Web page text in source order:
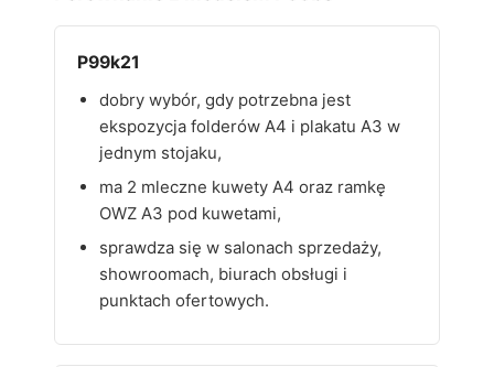
P99k21
dobry wybór, gdy potrzebna jest
ekspozycja folderów A4 i plakatu A3 w
jednym stojaku,
ma 2 mleczne kuwety A4 oraz ramkę
OWZ A3 pod kuwetami,
sprawdza się w salonach sprzedaży,
showroomach, biurach obsługi i
punktach ofertowych.